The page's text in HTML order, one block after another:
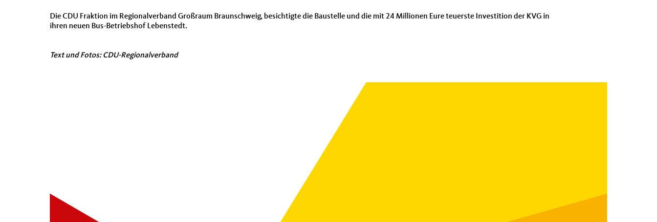
Die CDU Fraktion im Regionalverband Großraum Braunschweig, besichtigte die Baustelle und die mit 24 Millionen Eure teuerste Investition der KVG in
ihren neuen Bus-Betriebshof Lebenstedt.
Text und Fotos: CDU-Regionalverband